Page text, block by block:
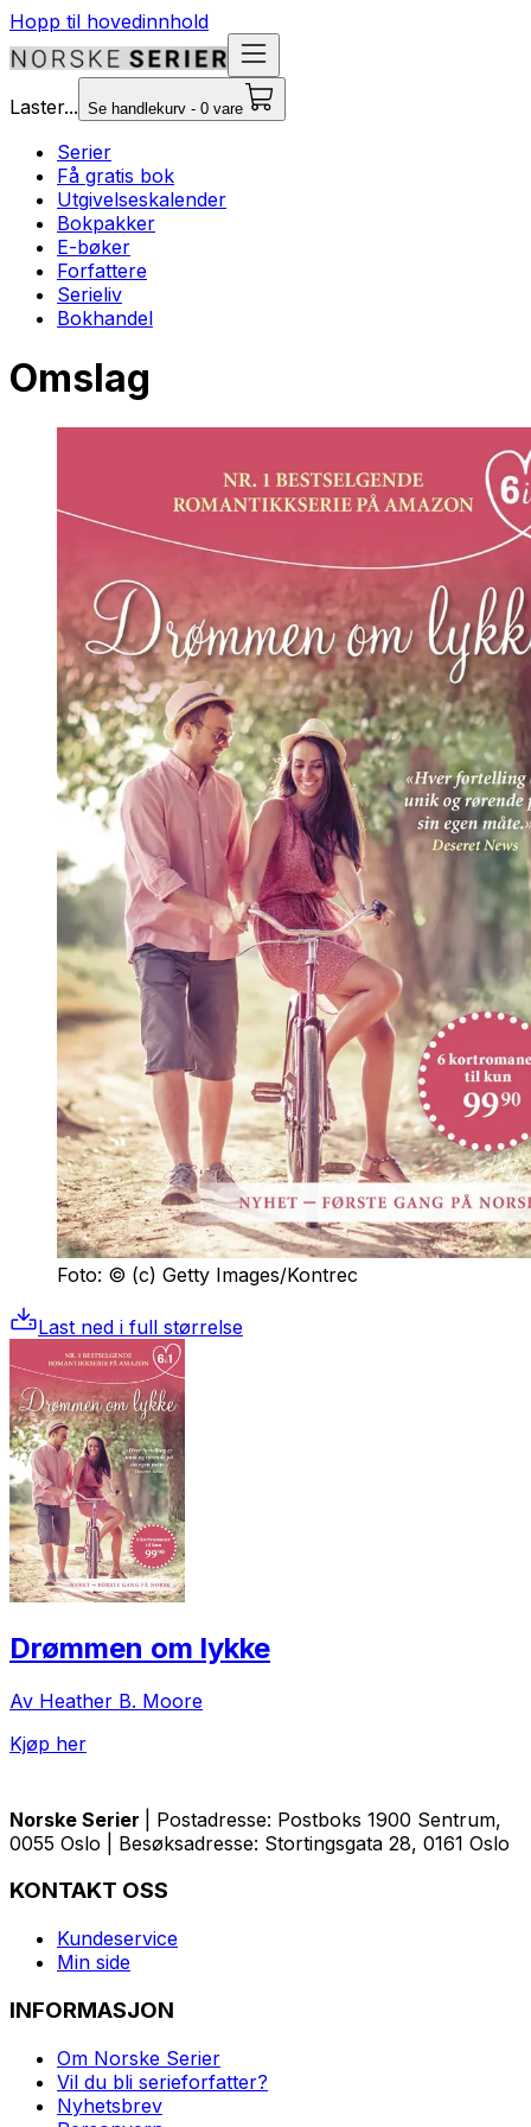
Hopp til hovedinnhold
Laster... Se handlekurv - 0 vare
Serier
Få gratis bok
Utgivelseskalender
Bokpakker
E-bøker
Forfattere
Serieliv
Bokhandel
Omslag
Foto: © (c) Getty Images/Kontrec
Last ned i full størrelse
Drømmen om lykke
Av Heather B. Moore
Kjøp her
Norske Serier
| Postadresse: Postboks 1900 Sentrum,
0055 Oslo | Besøksadresse: Stortingsgata 28, 0161 Oslo
KONTAKT OSS
Kundeservice
Min side
INFORMASJON
Om Norske Serier
Vil du bli serieforfatter?
Nyhetsbrev